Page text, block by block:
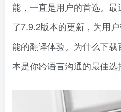
能，一直是用户的首选。
了7.9.2版本的更新，为用
能的翻译体验。为什么下
本是你跨语言沟通的最佳选